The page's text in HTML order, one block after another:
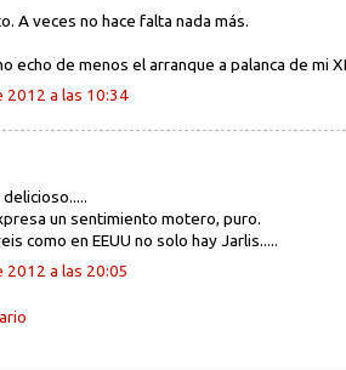
A veces no hace falta nada más.
echo de menos el arranque a palanca de mi
2012 a las 10:34
un sentimiento motero, puro.
como en EEUU no solo hay Jarlis.....
a las 20:05